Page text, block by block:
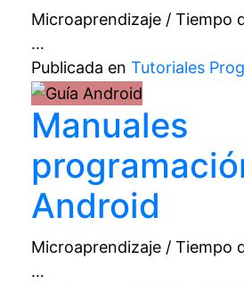
Microaprendizaje / Tiempo
…
Publicada en Tutoriales
Manuales
Android
Microaprendizaje / Tiempo
…